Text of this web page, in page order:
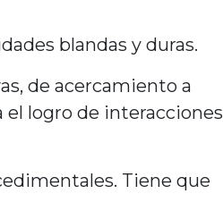
blandas y duras.
de acercamiento a
el logro de interacciones
Tiene que